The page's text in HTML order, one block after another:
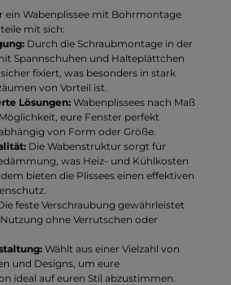
ein Wabenplissee mit Bohrmontage
mit sich:
Durch die Schraubmontage in der
Spannschuhen und Halteplättchen
fixiert, was besonders in stark
von Vorteil ist.
Lösungen:Wabenplissees nach Maß
eure Fenster perfekt
von Form oder Größe.
Die Wabenstruktur sorgt für
was Heiz- und Kühlkosten
bieten die Plissees einen effektiven
feste Verschraubung gewährleistet
ohne Verrutschen oder
Wählt aus einer Vielzahl von
und Designs, um eure
ideal auf euren Stil abzustimmen.